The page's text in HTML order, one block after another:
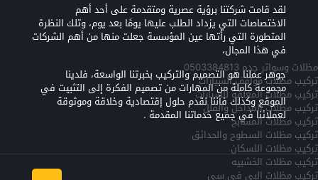
لقد قامت شركتنا برؤية عصرية ومتقدمة على أحد أهم
الاختصاصات التي يزداد الطلب عليها يومًا بعد يوم، وتلك النظرة
المتطورة التي رأتها عين المؤسسة جعلت منها من أهم الشركات
في هذا المجال،
جوهر عملنا هو التصميم والتركيب بخبرتنا الواسعة، فلدينا
مجموعة كاملة من المهارات من تصميم الفكرة إلى التثبيت في
الموقع وكذلك فأننا نقدم حلول إقتصادية وخلاقة وموثوقة
لعملائنا في جميع خدماتنا المقدمة .
مظلات وسواتر جده 0503384813
تركيب مظلات مواقف السيارات
تركيب مظلات المعلقه للسيارات
تركيب مظلات المداخل والفلل
تركيب مظلات المسابح
تركيب مظلات السطوح والحدائق
تركيب مظلات اللسكان
تركيب مظلات الخشبيه
تركيب مظلات البي في سي